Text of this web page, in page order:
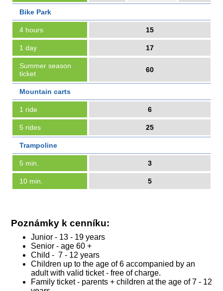
Bike Park
4 hours 15
1 day 17
Summer season
ticket
60
Mountain carts
1 ride 6
5 rides 25
Trampoline
5 min. 3
10 min. 5
Poznámky k cenníku:
Junior - 13 - 19 years
Senior - age 60 +
Child - 7 - 12 years
Children up to the age of 6 accompanied by an
adult with valid ticket - free of charge.
Family ticket - parents + children at the age of 7 - 12